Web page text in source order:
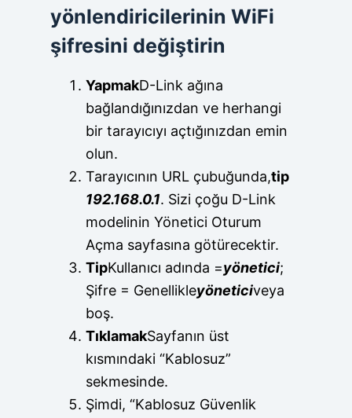
yönlendiricilerinin WiFi
şifresini değiştirin
YapmakD-Link ağına
bağlandığınızdan ve herhangi
bir tarayıcıyı açtığınızdan emin
olun.
Tarayıcının URL çubuğunda,tip
192.168.0.1. Sizi çoğu D-Link
modelinin Yönetici Oturum
Açma sayfasına götürecektir.
TipKullanıcı adında =yönetici;
Şifre = Genellikleyöneticiveya
boş.
TıklamakSayfanın üst
kısmındaki “Kablosuz”
sekmesinde.
Şimdi, “Kablosuz Güvenlik